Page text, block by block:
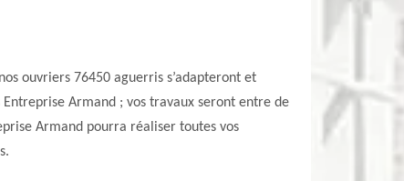
ouvriers 76450 aguerris s’adapteront et
Armand ; vos travaux seront entre de
Armand pourra réaliser toutes vos